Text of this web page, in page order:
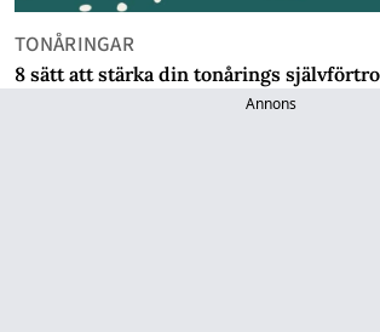
TONÅRINGAR
8 sätt att stärka din tonårings
Annons